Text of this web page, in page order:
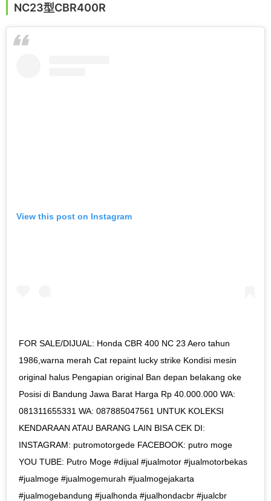
NC23型CBR400R
View this post on Instagram
FOR SALE/DIJUAL: Honda CBR 400 NC 23 Aero tahun
1986,warna merah Cat repaint lucky strike Kondisi mesin
original halus Pengapian original Ban depan belakang oke
Posisi di Bandung Jawa Barat Harga Rp 40.000.000 WA:
081311655331 WA: 087885047561 UNTUK KOLEKSI
KENDARAAN ATAU BARANG LAIN BISA CEK DI:
INSTAGRAM: putromotorgede FACEBOOK: putro moge
YOU TUBE: Putro Moge #dijual #jualmotor #jualmotorbekas
#jualmoge #jualmogemurah #jualmogejakarta
#jualmogebandung #jualhonda #jualhondacbr #jualcbr